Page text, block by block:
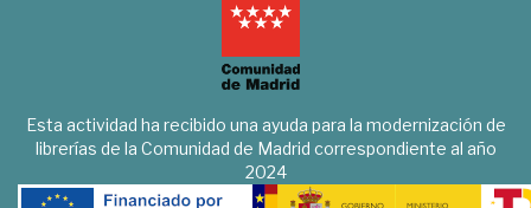
Esta actividad ha recibido una ayuda para la modernización de
librerías de la Comunidad de Madrid correspondiente al año
2024